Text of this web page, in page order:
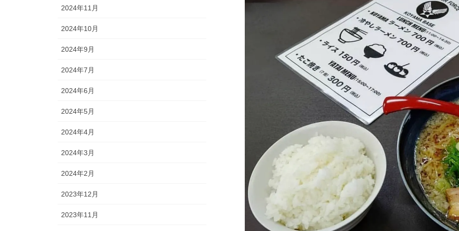
2024年11月
2024年10月
2024年9月
2024年7月
2024年6月
2024年5月
2024年4月
2024年3月
2024年2月
2023年12月
2023年11月